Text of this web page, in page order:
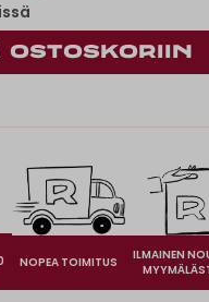
NOPEA TOIMITUS
ILMAINEN